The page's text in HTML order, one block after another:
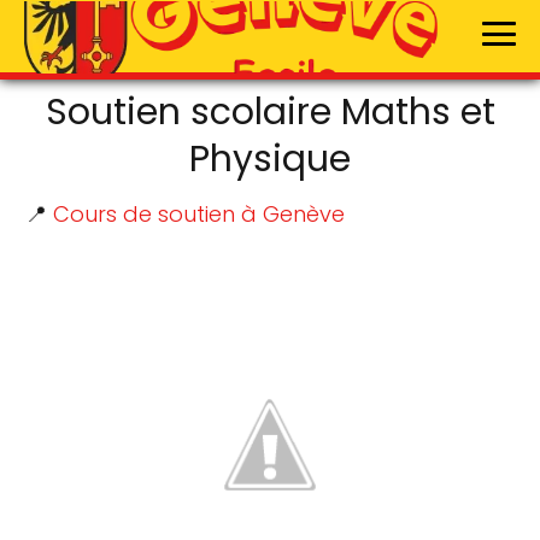
Soutien scolaire Maths et
Physique
📍 Cours de soutien à Genève